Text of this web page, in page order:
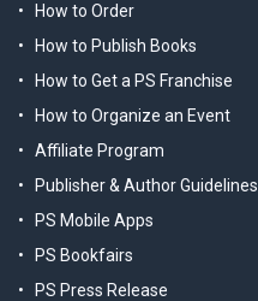
How to Order
How to Publish Books
How to Get a PS Franchise
How to Organize an Event
Affiliate Program
Publisher & Author Guidelines
PS Mobile Apps
PS Bookfairs
PS Press Release